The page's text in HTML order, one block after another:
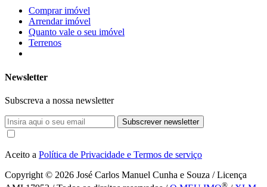
Comprar imóvel
Arrendar imóvel
Quanto vale o seu imóvel
Terrenos
Newsletter
Subscreva a nossa newsletter
Subscrever newsletter
Aceito a Política de Privacidade e Termos de serviço
Copyright © 2026 José Carlos Manuel Cunha e Souza / Licença
®